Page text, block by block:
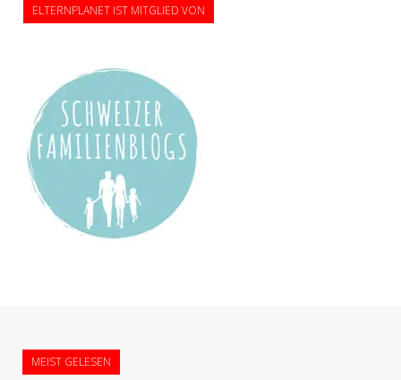
ELTERNPLANET IST MITGLIED VON
MEIST GELESEN